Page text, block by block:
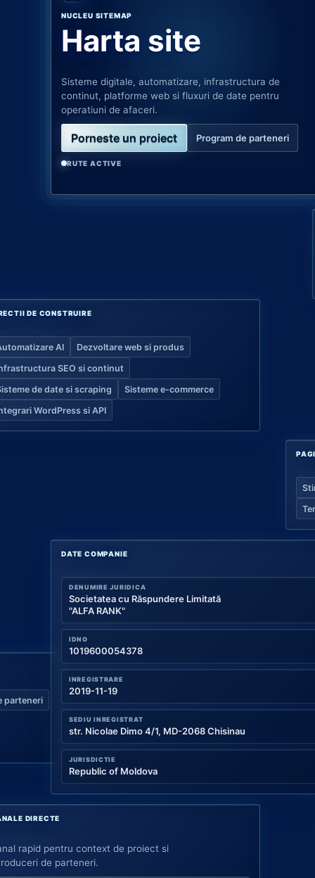
NUCLEU SITEMAP
Harta site
Sisteme digitale, automatizare, infrastructura de
continut, platforme web si fluxuri de date pentru
operatiuni de afaceri.
Porneste un proiect Program de parteneri
RUTE ACTIVE
DE CONSTRUIRE
AI
Dezvoltare web si produs
SEO si continut
de date si scraping
Sisteme e-commerce
WordPress si API
parteneri
DATE COMPANIE
DENUMIRE JURIDICA
Societatea cu Răspundere Limitată
"ALFA RANK"
IDNO
1019600054378
INREGISTRARE
2019-11-19
SEDIU INREGISTRAT
str. Nicolae Dimo 4/1, MD-2068 Chisinau
JURISDICTIE
Republic of Moldova
DIRECTE
rapid pentru context de proiect si
de parteneri.